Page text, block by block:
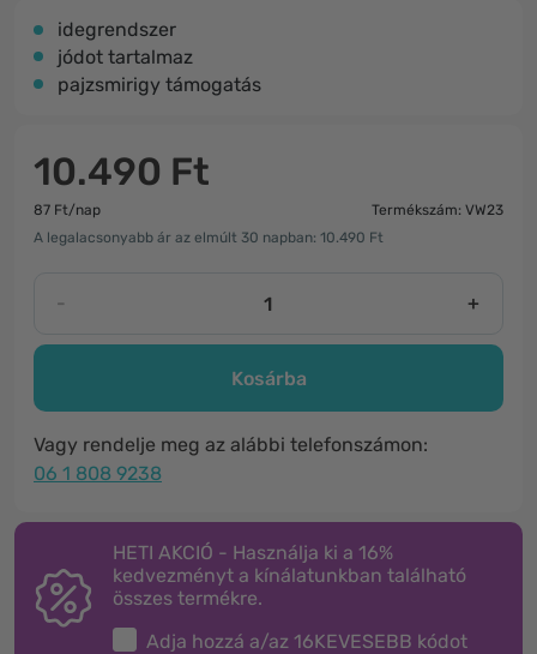
idegrendszer
jódot tartalmaz
pajzsmirigy támogatás
10.490 Ft
87 Ft/nap
Termékszám: VW23
A legalacsonyabb ár az elmúlt 30 napban: 10.490 Ft
- +
Kosárba
Vagy rendelje meg az alábbi telefonszámon:
06 1 808 9238
HETI AKCIÓ - Használja ki a 16%
kedvezményt a kínálatunkban található
összes termékre.
Adja hozzá a/az 16KEVESEBB kódot